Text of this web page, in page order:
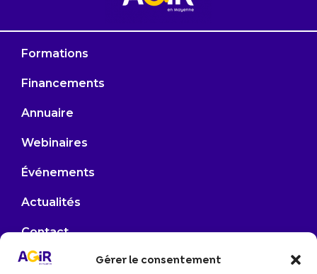
Gérer le consentement
Formations
Financements
Annuaire
Webinaires
Événements
Actualités
Contact